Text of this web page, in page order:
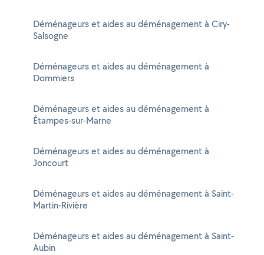
Déménageurs et aides au déménagement à Ciry-
Salsogne
Déménageurs et aides au déménagement à
Dommiers
Déménageurs et aides au déménagement à
Étampes-sur-Marne
Déménageurs et aides au déménagement à
Joncourt
Déménageurs et aides au déménagement à Saint-
Martin-Rivière
Déménageurs et aides au déménagement à Saint-
Aubin